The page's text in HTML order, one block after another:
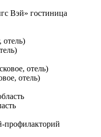
Вэй» гостиница
отель)